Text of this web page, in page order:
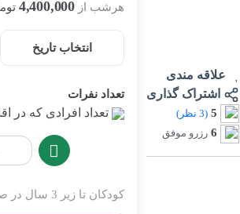
اشتراک گذاری
5 (3 نظر)
6 رزرو موفق
هرشب از 4,400,000
انتخاب تاریخ
تعداد نفرات
تعداد افرادی که در
کودکان تا زیر 3 سال در صورتحساب لحاظ نمی‌گردند.